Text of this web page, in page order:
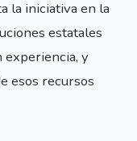
la iniciativa en la
estatales
experiencia, y
esos recursos